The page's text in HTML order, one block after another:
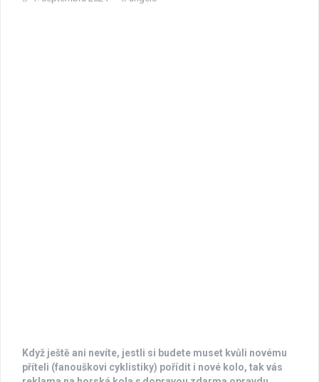
Když ještě ani nevíte, jestli si budete muset kvůli novému
příteli (fanouškovi cyklistiky) pořídit i nové kolo, tak vás